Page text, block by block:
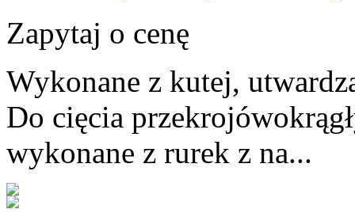
Zapytaj o cenę
Wykonane z kutej,
Do cięcia
wykonane z rurek z na...